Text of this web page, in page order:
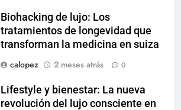
Biohacking de lujo: Los
tratamientos de longevidad que
transforman la medicina en suiza
calopez
2 meses atrás 0
Lifestyle y bienestar: La nueva
revolución del lujo consciente en